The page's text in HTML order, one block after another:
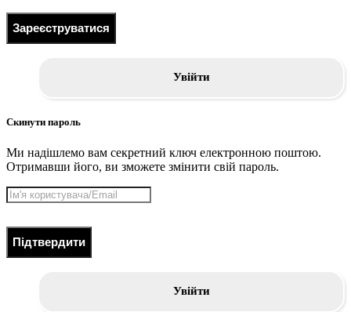
Зареєструватися
Увійти
Скинути пароль
Ми надішлемо вам секретний ключ електронною поштою.
Отримавши його, ви зможете змінити свій пароль.
Підтвердити
Увійти